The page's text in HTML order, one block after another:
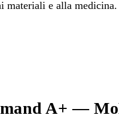
materiali e alla medicina.
A+ —